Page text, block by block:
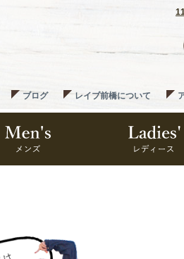
ブログ レイブ前橋について